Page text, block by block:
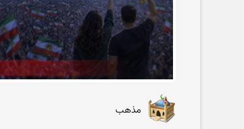
مذهب